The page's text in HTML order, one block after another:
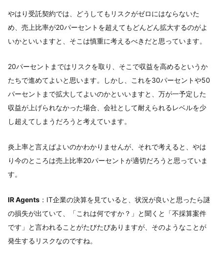
やはり受託契約では、どうしてもリスクがゼロにはならないた
め、売上比率が20パーセントを超えてもどんどん拡大するのがよ
いかといいますと、そこは慎重に考えるべきだと思っています。
20パーセントまではリスクを取り、そこで収益を高めるというか
たちで進めてよいと思います。しかし、これを30パーセントや50
パーセントまで拡大してよいのかといいますと、万が一予定した
収益が上げられなかった場合、会社として耐えられるレベルを少
し超えてしまうだろうと考えています。
炎上率と言えばよいのかわかりませんが、それで考えると、やは
り今のところは売上比率20パーセントが適切だろうと思っていま
す。
IR Agents ：IT企業の決算を見ていると、状況が良いと思ったら謎
の損失が出ていて、「これは何ですか？」と聞くと「不採算案件
です」と言われることがたびたびありますが、そのようなことが
発生するリスクなのですね。